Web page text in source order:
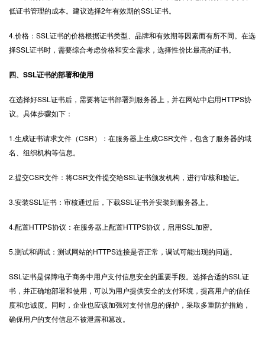
低证书管理的成本。建议选择2年有效期的SSL证书。
4.价格：SSL证书的价格根据证书类型、品牌和有效期等因素而有所不同。在选
择SSL证书时，需要综合考虑价格和安全需求，选择性价比最高的证书。
四、SSL证书的部署和使用
在选择好SSL证书后，需要将证书部署到服务器上，并在网站中启用HTTPS协
议。具体步骤如下：
1.生成证书请求文件（CSR）：在服务器上生成CSR文件，包含了服务器的域
名、组织机构等信息。
2.提交CSR文件：将CSR文件提交给SSL证书颁发机构，进行审核和验证。
3.安装SSL证书：审核通过后，下载SSL证书并安装到服务器上。
4.配置HTTPS协议 ：在服务器上配置HTTPS协议，启用SSL加密。
5.测试和调试：测试网站的HTTPS连接是否正常，调试可能出现的问题。
SSL证书是保障电子商务中用户支付信息安全的重要手段。选择合适的SSL证
书，并正确地部署和使用，可以为用户提供安全的支付环境，提高用户的信任
度和忠诚度。同时，企业也应该加强对支付信息的保护，采取多重防护措施，
确保用户的支付信息不被泄露和篡改。